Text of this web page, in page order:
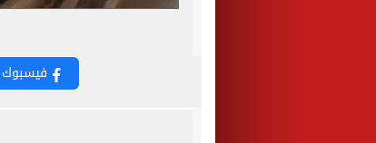
فيسبوك